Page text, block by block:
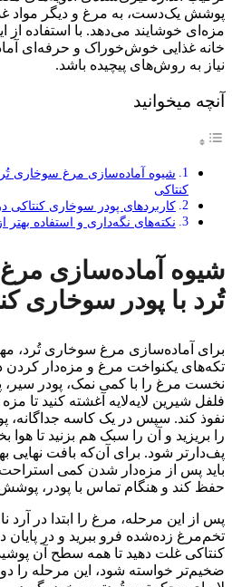
پوشش یک‌دست، به مرغ و دیگر مواد
مزه‌ای خوشایند می‌دهد. با استفاده از
خانه غذایی خوش‌خوراک و حرفه‌ای
نیاز به روش‌های پیچیده باشد.
آنچه میخوانید
شیوه آماده‌سازی مرغ سوخاری
کنتاکی
کاربردهای پودر سوخاری کنتاکی
نکته‌های نگه‌داری و استفاده بهتر
شیوه آماده‌سازی
تُرد با پودر سوخاری
برای آماده‌سازی مرغ سوخاری تُرد،
تکه‌های یکنواخت مرغ و مزه‌دار
نخست مرغ را با کمی نمک، پودر سیر،
فلفل شیرین لایه‌لایه آغشته کنید تا
نفوذ کند. سپس در یک کاسه جداگانه،
را بریزید و آن را سبک هم بزنید تا
پف‌دارتر شود. برای آن‌که بافت نهایی
باید پس از مزه‌دار شدن کمی استراحت
حفظ کند و هنگام تماس با پودر،
پس از این مرحله، مرغ را ابتدا در آرد
تخم‌مرغ زده‌شده فرو ببرید و در پایان
کنتاکی غلت دهید تا همه سطح آن
ضخیم‌تر خواسته شود، این مرحله را